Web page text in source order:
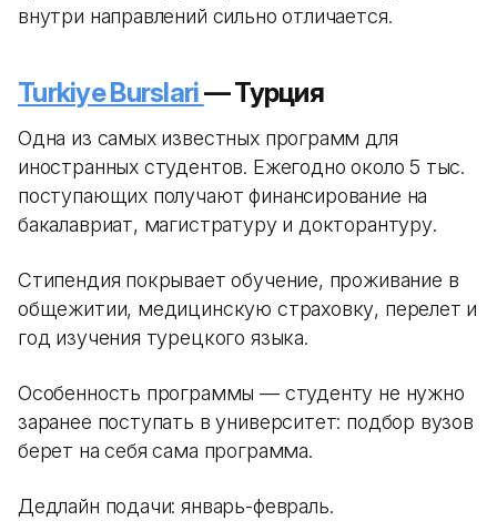
внутри направлений сильно отличается.
Turkiye Burslari— Турция
Одна из самых известных программ для
иностранных студентов. Ежегодно около 5 тыс.
поступающих получают финансирование на
бакалавриат, магистратуру и докторантуру.
Стипендия покрывает обучение, проживание в
общежитии, медицинскую страховку, перелет и
год изучения турецкого языка.
Особенность программы — студенту не нужно
заранее поступать в университет: подбор вузов
берет на себя сама программа.
Дедлайн подачи: январь-февраль.